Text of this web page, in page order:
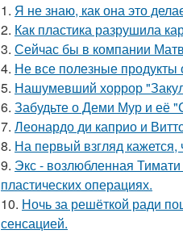
1. Я не знаю, как она это
2. Как пластика разрушила
3. Сейчас бы в компании
4. Не все полезные продукты
5. Нашумевший хоррор
6. Забудьте о Деми Мур и её
7. Леонардо ди каприо и
8. На первый взгляд
9. Экс - возлюбленная
пластических операциях.
10. Ночь за решёткой ради
сенсацией.